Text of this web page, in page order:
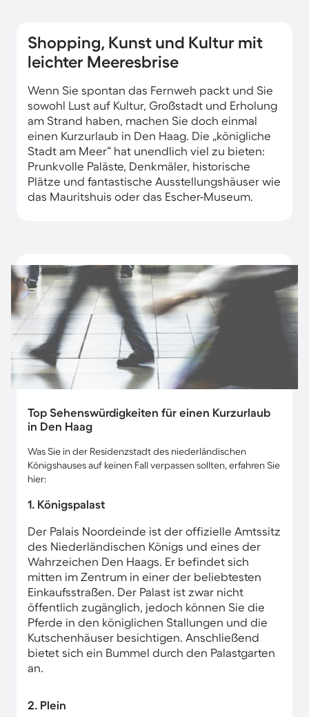
Shopping, Kunst und Kultur mit
leichter Meeresbrise
Wenn Sie spontan das Fernweh packt und Sie
sowohl Lust auf Kultur, Großstadt und Erholung
am Strand haben, machen Sie doch einmal
einen Kurzurlaub in Den Haag. Die „königliche
Stadt am Meer“ hat unendlich viel zu bieten:
Prunkvolle Paläste, Denkmäler, historische
Plätze und fantastische Ausstellungshäuser wie
das Mauritshuis oder das Escher-Museum.
Top Sehenswürdigkeiten für einen Kurzurlaub
in Den Haag
Was Sie in der Residenzstadt des niederländischen
Königshauses auf keinen Fall verpassen sollten, erfahren Sie
hier:
1. Königspalast
Der Palais Noordeinde ist der offizielle Amtssitz
des Niederländischen Königs und eines der
Wahrzeichen Den Haags. Er befindet sich
mitten im Zentrum in einer der beliebtesten
Einkaufsstraßen. Der Palast ist zwar nicht
öffentlich zugänglich, jedoch können Sie die
Pferde in den königlichen Stallungen und die
Kutschenhäuser besichtigen. Anschließend
bietet sich ein Bummel durch den Palastgarten
an.
2. Plein